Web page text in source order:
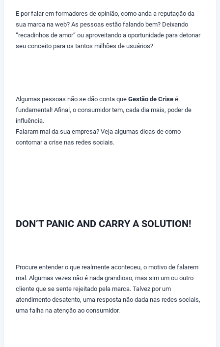
E por falar em formadores de opinião, como anda a reputação da
sua marca na web? As pessoas estão falando bem? Deixando
“recadinhos de amor” ou aproveitando a oportunidade para detonar
seu conceito para os tantos milhões de usuários?
Algumas pessoas não se dão conta que Gestão de Crise é
fundamental! Afinal, o consumidor tem, cada dia mais, poder de
influência.
Falaram mal da sua empresa? Veja algumas dicas de como
contornar a crise nas redes sociais.
DON’T PANIC AND CARRY A SOLUTION!
Procure entender o que realmente aconteceu, o motivo de falarem
mal. Algumas vezes não é nada grandioso, mas sim um ou outro
cliente que se sente rejeitado pela marca. Talvez por um
atendimento desatento, uma resposta não dada nas redes sociais,
uma falha na atenção ao consumidor.